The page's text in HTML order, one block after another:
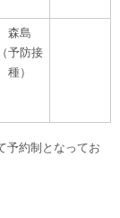
森島
（予防接
種）
予約制となってお